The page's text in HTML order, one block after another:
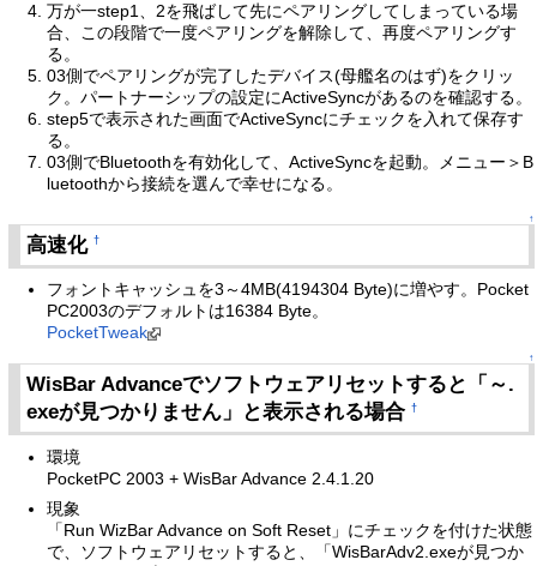
万が一step1、2を飛ばして先にペアリングしてしまっている場
合、この段階で一度ペアリングを解除して、再度ペアリングす
る。
03側でペアリングが完了したデバイス(母艦名のはず)をクリッ
ク。パートナーシップの設定にActiveSyncがあるのを確認する。
step5で表示された画面でActiveSyncにチェックを入れて保存す
る。
03側でBluetoothを有効化して、ActiveSyncを起動。メニュー＞B
luetoothから接続を選んで幸せになる。
↑
高速化†
フォントキャッシュを3～4MB(4194304 Byte)に増やす。Pocket
PC2003のデフォルトは16384 Byte。
PocketTweak
↑
WisBar Advanceでソフトウェアリセットすると「～.
exeが見つかりません」と表示される場合†
環境
PocketPC 2003 + WisBar Advance 2.4.1.20
現象
「Run WizBar Advance on Soft Reset」にチェックを付けた状態
で、ソフトウェアリセットすると、「WisBarAdv2.exeが見つか